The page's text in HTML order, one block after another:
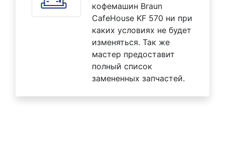
кофемашин Braun
CafeHouse KF 570 ни при
каких условиях не будет
изменяться. Так же
мастер предоставит
полный список
замененных запчастей.